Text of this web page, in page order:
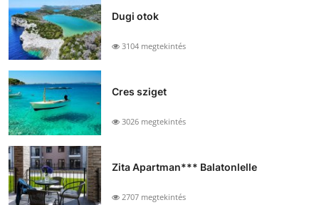
Dugi otok
3104 megtekintés
Cres sziget
3026 megtekintés
Zita Apartman*** Balatonlelle
2707 megtekintés